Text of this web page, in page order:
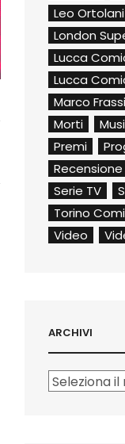
Leo Ortolani
London
Lucca
Lucca
Marco
Morti
Premi
Recensione
Serie TV
Torino
Video
ARCHIVI
Archivi